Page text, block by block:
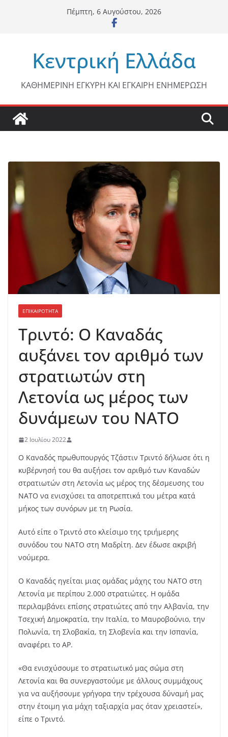
Πέμπτη, 6 Αυγούστου, 2026
Κεντρική Ελλάδα
ΚΑΘΗΜΕΡΙΝΗ ΕΓΚΥΡΗ ΚΑΙ ΕΓΚΑΙΡΗ ΕΝΗΜΕΡΩΣΗ
ΕΠΙΚΑΙΡΟΤΗΤΑ
Τριντό: Ο Καναδάς
αυξάνει τον αριθμό των
στρατιωτών στη
Λετονία ως μέρος των
δυνάμεων του ΝΑΤΟ
2 Ιουλίου 2022
Ο Καναδός πρωθυπουργός Τζάστιν Τριντό δήλωσε ότι η
κυβέρνησή του θα αυξήσει τον αριθμό των Καναδών
στρατιωτών στη Λετονία ως μέρος της δέσμευσης του
ΝΑΤΟ να ενισχύσει τα αποτρεπτικά του μέτρα κατά
μήκος των συνόρων με τη Ρωσία.
Αυτό είπε ο Τριντό στο κλείσιμο της τριήμερης
συνόδου του ΝΑΤΟ στη Μαδρίτη. Δεν έδωσε ακριβή
νούμερα.
Ο Καναδάς ηγείται μιας ομάδας μάχης του ΝΑΤΟ στη
Λετονία με περίπου 2.000 στρατιώτες. Η ομάδα
περιλαμβάνει επίσης στρατιώτες από την Αλβανία, την
Τσεχική Δημοκρατία, την Ιταλία, το Μαυροβούνιο, την
Πολωνία, τη Σλοβακία, τη Σλοβενία ​​και την Ισπανία,
αναφέρει το AP.
«Θα ενισχύσουμε το στρατιωτικό μας σώμα στη
Λετονία και θα συνεργαστούμε με άλλους συμμάχους
για να αυξήσουμε γρήγορα την τρέχουσα δύναμή μας
στην έτοιμη για μάχη ταξιαρχία μας όταν χρειαστεί»,
είπε ο Τριντό.